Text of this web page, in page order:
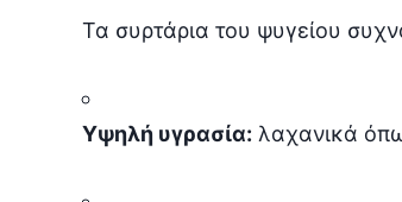
Τα συρτάρια του ψυγείου
Υψηλή υγρασία: λαχανικά